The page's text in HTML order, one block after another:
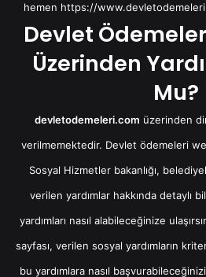
hemen https://
Devlet
Üzerinden
Mu?
devletodemeleri.com üzerinden
verilmemektedir. Devlet ödemeleri
Sosyal Hizmetler bakanlığı,
verilen yardımlar hakkında detaylı
yardımları nasıl alabileceğinize
sayfası, verilen sosyal yardımların
bu yardımlara nasıl